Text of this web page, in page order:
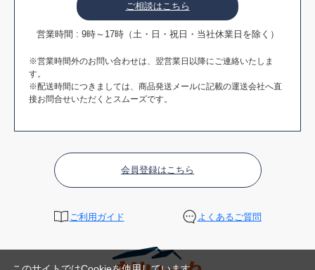
ご相談はこちら
営業時間 : 9時～17時（土・日・祝日・当社休業日を除く）
※営業時間外のお問い合わせは、翌営業日以降にご連絡いたしま
す。
※配送時間につきましては、商品発送メールに記載の運送会社へ直
接お問合せいただくとスムーズです。
会員登録はこちら
ご利用ガイド よくあるご質問